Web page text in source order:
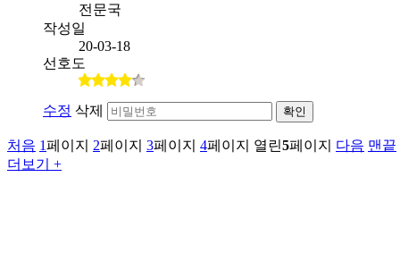
전문국
작성일
20-03-18
선호도
수정 삭제 확인
처음 1페이지 2페이지 3페이지 4페이지 열린5페이지 다음 맨끝
더보기 +